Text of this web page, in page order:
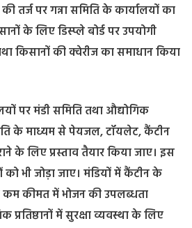
तर्ज पर गन्ना समिति के कार्यालयों का
के लिए डिस्प्ले बोर्ड पर उपयोगी
किसानों की क्वेरीज का समाधान किया
पर मंडी समिति तथा औद्योगिक
के माध्यम से पेयजल, टॉयलेट, कैंटीन
के लिए प्रस्ताव तैयार किया जाए। इस
भी जोड़ा जाए। मंडियों में कैंटीन के
कीमत में भोजन की उपलब्धता
प्रतिष्ठानों में सुरक्षा व्यवस्था के लिए